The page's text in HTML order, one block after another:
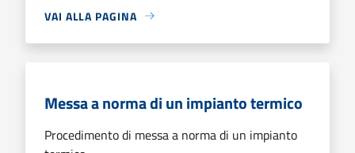
VAI ALLA PAGINA
Messa a norma di un impianto termico
Procedimento di messa a norma di un impianto